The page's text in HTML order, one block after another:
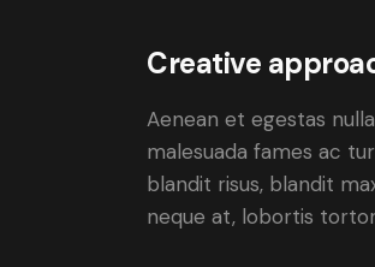
Creative
Aenean et egestas
malesuada fames ac
blandit risus, blandit
neque at, lobortis